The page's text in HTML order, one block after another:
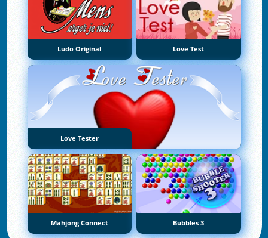
Ludo Original Love Test
Love Tester
Mahjong Connect Bubbles 3